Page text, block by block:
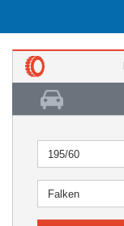
195/60
Falken